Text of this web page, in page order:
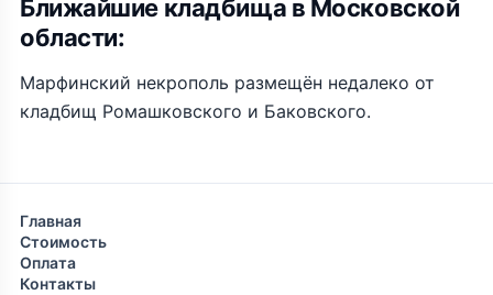
Ближайшие кладбища в Московской
области:
Марфинский некрополь размещён недалеко от
кладбищ Ромашковского и Баковского.
Главная
Стоимость
Оплата
Контакты